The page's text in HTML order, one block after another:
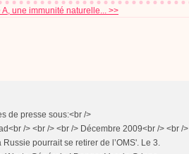
A, une immunité naturelle... >>
de presse sous:<br />
/> <br /> <br /> Décembre 2009<br /> <br />
pourrait se retirer de l’OMS'. Le 3.